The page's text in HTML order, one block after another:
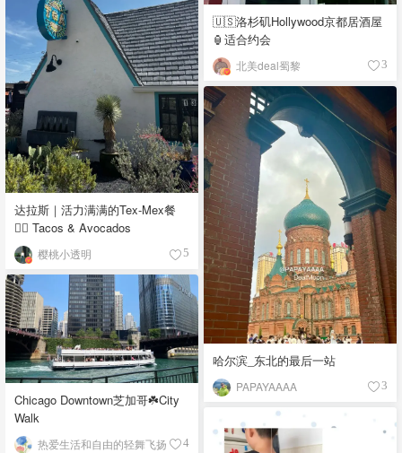
🇺🇸洛杉矶Hollywood京都居酒屋
🏮适合约会
北美deal蜀黎 3
达拉斯｜活力满满的Tex-Mex餐
👉🏼 Tacos & Avocados
樱桃小透明 5
哈尔滨_东北的最后一站
PAPAYAAAA 3
Chicago Downtown芝加哥☘️City
Walk
热爱生活和自由的轻舞飞扬 4